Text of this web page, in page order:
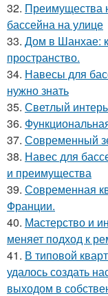
32. Преимущества
бассейна на улице
33. Дом в Шанхае:
пространство.
34. Навесы для
нужно знать
35. Светлый
36.
37. Современный
38. Навес для
и преимущества
39. Современная
Франции.
40. Мастерство и
меняет подход к
41. В типовой
удалось создать
выходом в